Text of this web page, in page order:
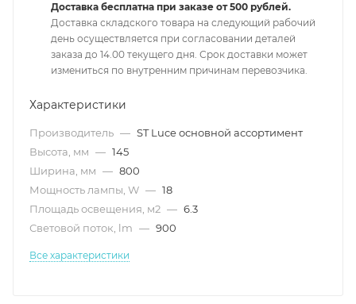
Доставка бесплатна при заказе от 500 рублей.
Доставка складского товара на следующий рабочий
день осуществляется при согласовании деталей
заказа до 14.00 текущего дня. Срок доставки может
измениться по внутренним причинам перевозчика.
Характеристики
Производитель — ST Luce основной ассортимент
Высота, мм — 145
Ширина, мм — 800
Мощность лампы, W — 18
Площадь освещения, м2 — 6.3
Световой поток, lm — 900
Все характеристики